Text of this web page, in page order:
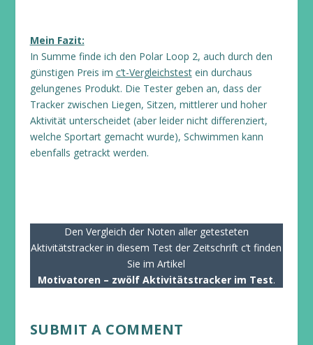
Mein Fazit:
In Summe finde ich den Polar Loop 2, auch durch den
günstigen Preis im c’t-Vergleichstestein durchaus
gelungenes Produkt. Die Tester geben an, dass der
Tracker zwischen Liegen, Sitzen, mittlerer und hoher
Aktivität unterscheidet (aber leider nicht differenziert,
welche Sportart gemacht wurde), Schwimmen kann
ebenfalls getrackt werden.
Den Vergleich der Noten aller getesteten
Aktivitätstracker in diesem Test der Zeitschrift c’t finden
Sie im Artikel
Motivatoren – zwölf Aktivitätstracker im Test.
SUBMIT A COMMENT